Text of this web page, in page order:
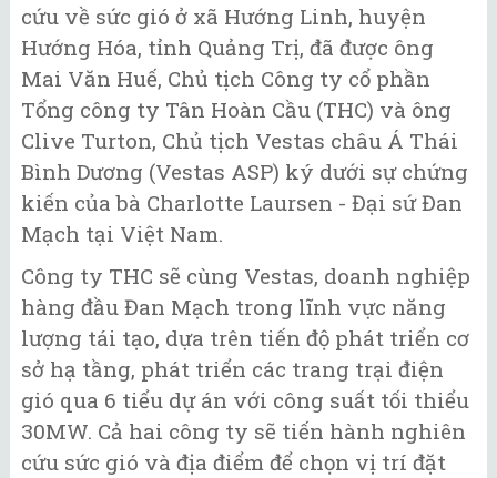
cứu về sức gió ở xã Hướng Linh, huyện
Hướng Hóa, tỉnh Quảng Trị, đã được ông
Mai Văn Huế, Chủ tịch Công ty cổ phần
Tổng công ty Tân Hoàn Cầu (THC) và ông
Clive Turton, Chủ tịch Vestas châu Á Thái
Bình Dương (Vestas ASP) ký dưới sự chứng
kiến của bà Charlotte Laursen - Đại sứ Đan
Mạch tại Việt Nam.
Công ty THC sẽ cùng Vestas, doanh nghiệp
hàng đầu Đan Mạch trong lĩnh vực năng
lượng tái tạo, dựa trên tiến độ phát triển cơ
sở hạ tầng, phát triển các trang trại điện
gió qua 6 tiểu dự án với công suất tối thiểu
30MW. Cả hai công ty sẽ tiến hành nghiên
cứu sức gió và địa điểm để chọn vị trí đặt